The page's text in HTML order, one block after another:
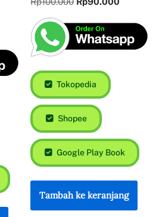
Tokopedia
Shopee
Google Play Book
Tambah ke keranjang